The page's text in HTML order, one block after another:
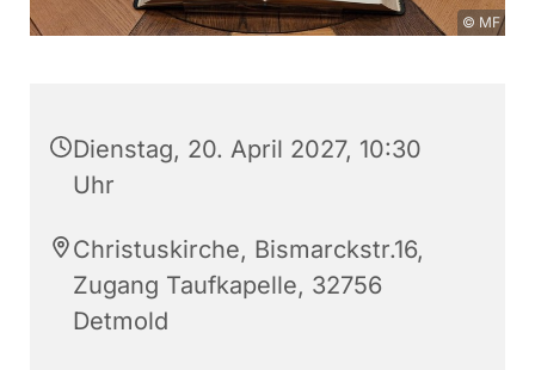
© MF
Dienstag, 20. April 2027, 10:30
Uhr
Christuskirche, Bismarckstr.16,
Zugang Taufkapelle, 32756
Detmold